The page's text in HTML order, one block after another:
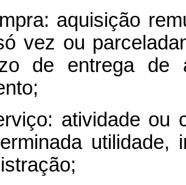
aquisição
vez ou
de entrega
atividade ou
utilidade,